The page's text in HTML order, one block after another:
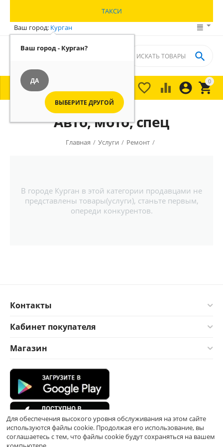
ТАКСИ
Ваш город: Курган
Ваш город - Курган?
ДА
ВЫБЕРИТЕ ДРУГОЙ
0


 

 МЕНЮ
Авто, мото, спец
Главная / Услуги / Ремонт /
В городе Курган в этой категории продавцами не
представлены товары(услуги), станьте первым,
опереди конкурентов.
Контакты
Кабинет покупателя
Магазин
Для обеспечения высокого уровня обслуживания на этом сайте
используются файлы cookie. Продолжая его использование, вы
соглашаетесь с тем, что файлы cookie будут сохраняться на вашем